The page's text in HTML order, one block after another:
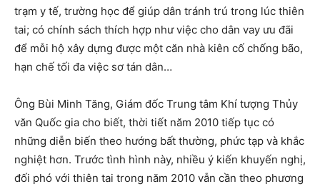
trạm y tế, trường học để giúp dân tránh trú trong lúc thiên
tai; có chính sách thích hợp như việc cho dân vay ưu đãi
để mỗi hộ xây dựng được một căn nhà kiên cố chống bão,
hạn chế tối đa việc sơ tán dân…
Ông Bùi Minh Tăng, Giám đốc Trung tâm Khí tượng Thủy
văn Quốc gia cho biết, thời tiết năm 2010 tiếp tục có
những diễn biến theo hướng bất thường, phức tạp và khắc
nghiệt hơn. Trước tình hình này, nhiều ý kiến khuyến nghị,
đối phó với thiên tai trong năm 2010 vẫn cần theo phương